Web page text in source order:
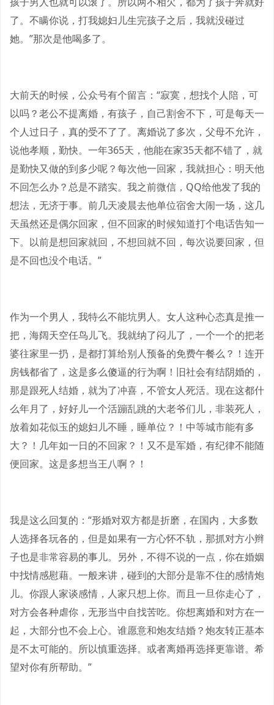
了。不瞒你说，打我媳妇儿生完孩子之后，我就没碰过
她。”那次是他喝多了。
大前天的时候，公众号有个留言：“寂寞，想找个人陪，可
以吗？老公不提离婚，有孩子，自己割舍不下，可是每天一
个人过日子，真的受不了了。离婚说了多次，父母不允许，
说他孝顺，勤快。一年365天，他能在家35天都不错了，就
是勤快又做的到多少呢？每次他一回家，我就担心：明天他
不回怎么办？总是不踏实。我之前微信，QQ给他发了我的
想法，无济于事。前几天凌晨去他单位宿舍大闹一场，这几
天虽然还是偶尔回家，但不回家的时候知道打个电话告知一
下。以前是想回家就回，不想回就不回，每次说要回家，但
是不回也没个电话。”
作为一个男人，我特么不能坑男人。女人这种心态真是推一
把，海阔天空任鸟儿飞。我就纳了闷儿了，一个一个的把老
婆往家里一扔，是都打算给别人预备的免费午餐么？！连开
房钱都省了，这是多么傻逼的行为啊！旧社会有结阴婚的，
那是跟死人结婚，就为了冲喜，不管女人死活。现在这都什
么年月了，好好儿一个活蹦乱跳的大老爷们儿，非装死人，
放着如花似玉的媳妇儿不睡，睡单位？！中等城市能有多
大？！几年如一日的不回家？！又不是军婚，有纪律不能随
便回家。这是多想当王八啊？！
我是这么回复的：“形婚对双方都是折磨，在国内，大多数
人选择各玩各的，但是如果有一方心怀不轨，那抓对方小辫
子也是非常容易的事儿。另外，不得不说的一点，你在婚姻
中找情感慰藉。一般来讲，碰到的大部分是靠不住的感情炮
儿。你跟人家谈感情，人家只想上你。而且一旦你走心了，
对方会各种虐你，无形当中自找苦吃。你想离婚和对方在一
起，大部分也不会上心。谁愿意和炮友结婚？炮友转正基本
是不太可能的。所以慎重选择。或者离婚再选择更靠谱。希
望对你有所帮助。”